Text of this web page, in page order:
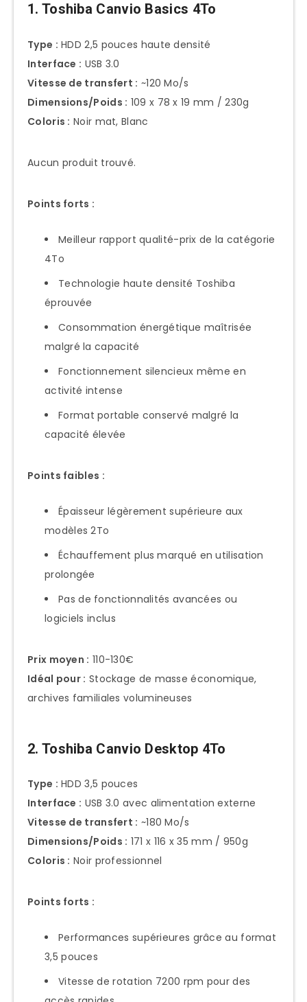
1. Toshiba Canvio Basics 4To
Type : HDD 2,5 pouces haute densité
Interface : USB 3.0
Vitesse de transfert : ~120 Mo/s
Dimensions/Poids : 109 x 78 x 19 mm / 230g
Coloris : Noir mat, Blanc
Aucun produit trouvé.
Points forts :
Meilleur rapport qualité-prix de la catégorie
4To
Technologie haute densité Toshiba
éprouvée
Consommation énergétique maîtrisée
malgré la capacité
Fonctionnement silencieux même en
activité intense
Format portable conservé malgré la
capacité élevée
Points faibles :
Épaisseur légèrement supérieure aux
modèles 2To
Échauffement plus marqué en utilisation
prolongée
Pas de fonctionnalités avancées ou
logiciels inclus
Prix moyen : 110-130€
Idéal pour : Stockage de masse économique,
archives familiales volumineuses
2. Toshiba Canvio Desktop 4To
Type : HDD 3,5 pouces
Interface : USB 3.0 avec alimentation externe
Vitesse de transfert : ~180 Mo/s
Dimensions/Poids : 171 x 116 x 35 mm / 950g
Coloris : Noir professionnel
Points forts :
Performances supérieures grâce au format
3,5 pouces
Vitesse de rotation 7200 rpm pour des